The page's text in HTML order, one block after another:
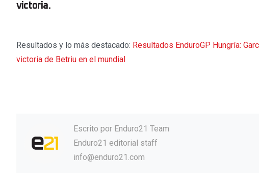
victoria.
Resultados y lo más destacado: Resultados EnduroGP Hungría:
victoria de Betriu en el mundial
Escrito por Enduro21 Team
Enduro21 editorial staff
info@enduro21.com